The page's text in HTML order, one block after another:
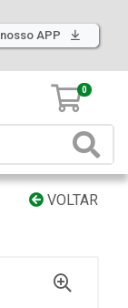
APP
0
VOLTAR